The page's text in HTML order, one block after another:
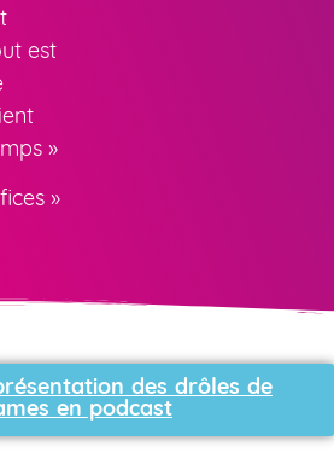
est
»
»
des drôles de
en podcast